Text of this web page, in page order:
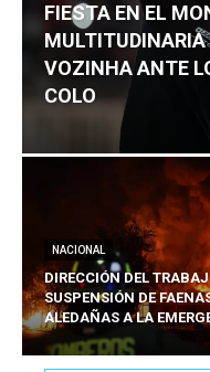
FIESTA EN EL
MULTITUDINARIA
VOZINHA ANTE
COLO
NACIONAL
DIRECCIÓN DEL
SUSPENSIÓN DE
ALEDAÑAS A LA